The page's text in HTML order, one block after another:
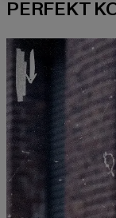
PERFEKT